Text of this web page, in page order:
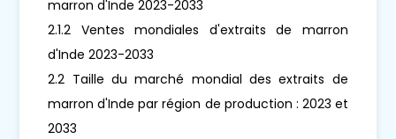
marron d'Inde 2023-2033
2.1.2 Ventes mondiales d'extraits de marron
d'Inde 2023-2033
2.2 Taille du marché mondial des extraits de
marron d'Inde par région de production : 2023 et
2033